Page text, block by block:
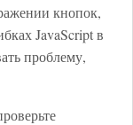
кнопок,
JavaScript в
проблему,